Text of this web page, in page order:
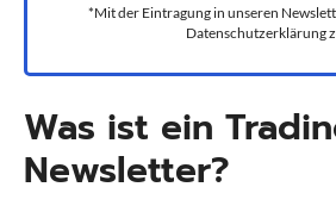
*Mit der Eintragung in unseren
Datenschutzerklärung
Was ist ein
Newsletter?